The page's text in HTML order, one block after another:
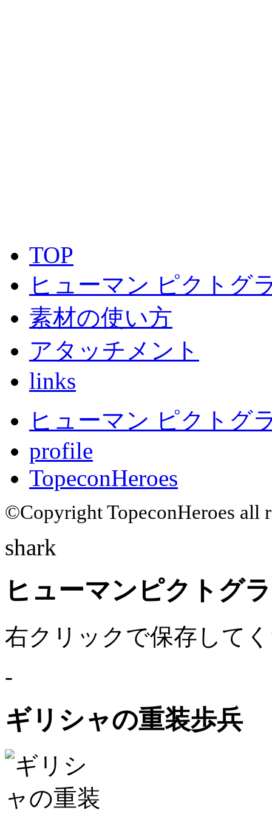
TOP
ヒューマン ピクトグ
素材の使い方
アタッチメント
links
ヒューマン ピクトグ
profile
TopeconHeroes
©Copyright TopeconHeroes all
shark
ヒューマンピクトグ
右クリックで保存して
-
ギリシャの重装歩兵